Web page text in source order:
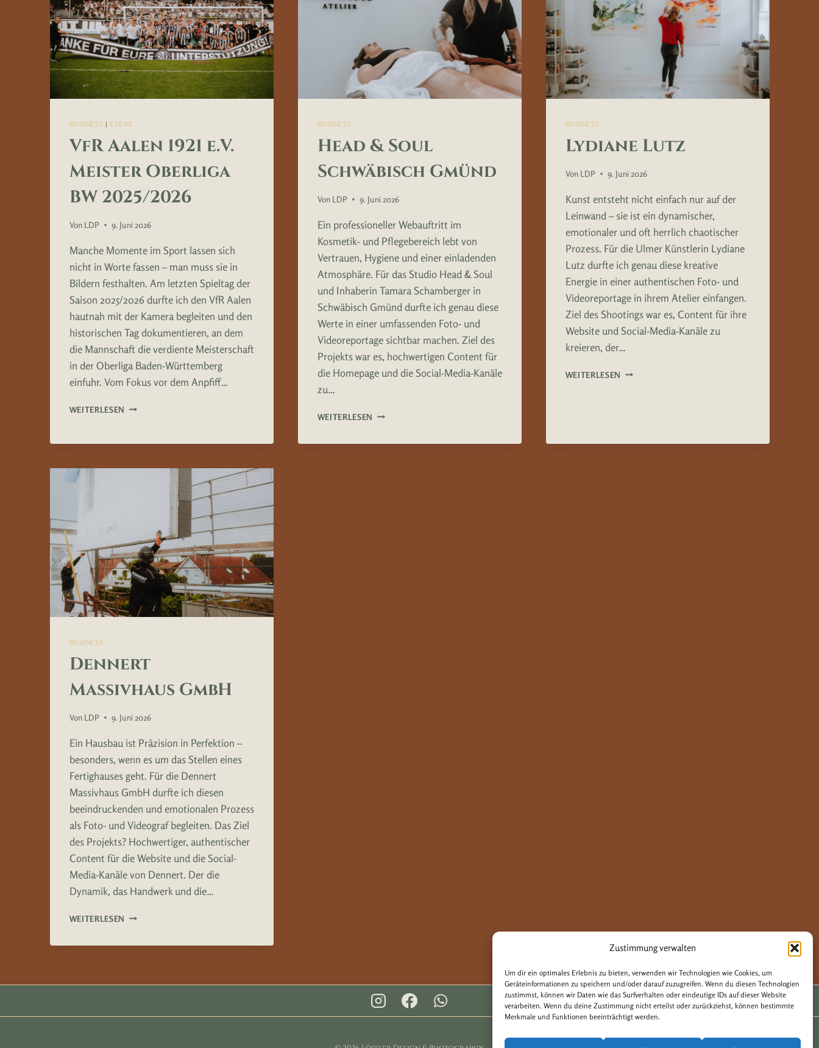
Zustimmung verwalten
Um dir ein optimales Erlebnis zu bieten, verwenden wir Technologien wie Cookies, um
Geräteinformationen zu speichern und/oder darauf zuzugreifen. Wenn du diesen Technologien
zustimmst, können wir Daten wie das Surfverhalten oder eindeutige IDs auf dieser Website
verarbeiten. Wenn du deine Zustimmung nicht erteilst oder zurückziehst, können bestimmte
Merkmale und Funktionen beeinträchtigt werden.
BUSINESS | EVENT
VfR Aalen 1921 e.V.
Meister Oberliga
BW 2025/2026
Von LDP 9. Juni 2026
Manche Momente im Sport lassen sich
nicht in Worte fassen – man muss sie in
Bildern festhalten. Am letzten Spieltag der
Saison 2025/2026 durfte ich den VfR Aalen
hautnah mit der Kamera begleiten und den
historischen Tag dokumentieren, an dem
die Mannschaft die verdiente Meisterschaft
in der Oberliga Baden-Württemberg
einfuhr. Vom Fokus vor dem Anpfiff…
WEITERLESEN VFR
E.V.
OBERLIGA
BUSINESS
Head & Soul
Schwäbisch Gmünd
Von LDP 9. Juni 2026
Ein professioneller Webauftritt im
Kosmetik- und Pflegebereich lebt von
Vertrauen, Hygiene und einer einladenden
Atmosphäre. Für das Studio Head & Soul
und Inhaberin Tamara Schamberger in
Schwäbisch Gmünd durfte ich genau diese
Werte in einer umfassenden Foto- und
Videoreportage sichtbar machen. Ziel des
Projekts war es, hochwertigen Content für
die Homepage und die Social-Media-Kanäle
zu…
WEITERLESEN HEAD
BUSINESS
Lydiane Lutz
Von LDP 9. Juni 2026
Kunst entsteht nicht einfach nur auf der
Leinwand – sie ist ein dynamischer,
emotionaler und oft herrlich chaotischer
Prozess. Für die Ulmer Künstlerin Lydiane
Lutz durfte ich genau diese kreative
Energie in einer authentischen Foto- und
Videoreportage in ihrem Atelier einfangen.
Ziel des Shootings war es, Content für ihre
Website und Social-Media-Kanäle zu
kreieren, der…
WEITERLESEN LYDIANE
BUSINESS
Dennert
Massivhaus GmbH
Von LDP 9. Juni 2026
Ein Hausbau ist Präzision in Perfektion –
besonders, wenn es um das Stellen eines
Fertighauses geht. Für die Dennert
Massivhaus GmbH durfte ich diesen
beeindruckenden und emotionalen Prozess
als Foto- und Videograf begleiten. Das Ziel
des Projekts? Hochwertiger, authentischer
Content für die Website und die Social-
Media-Kanäle von Dennert. Der die
Dynamik, das Handwerk und die…
WEITERLESEN DENNERT